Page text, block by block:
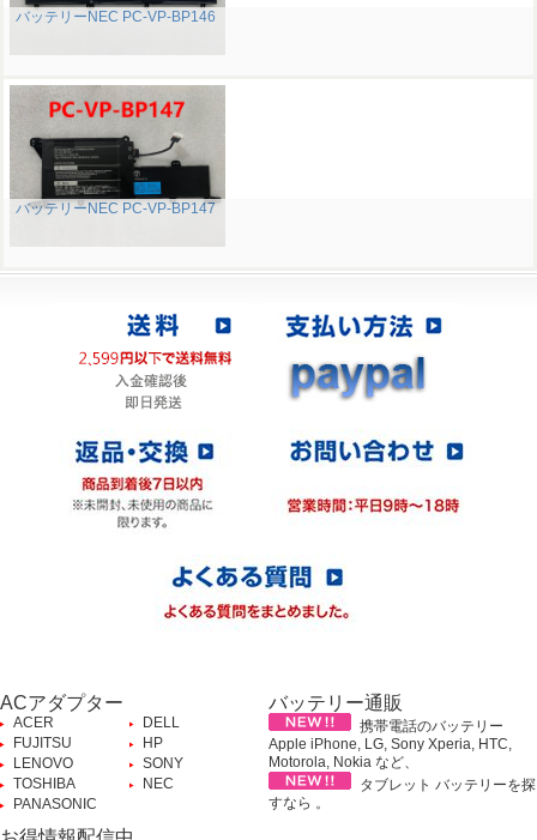
バッテリーNEC PC-VP-BP146
バッテリーNEC PC-VP-BP147
ACアダプター
ACER
DELL
FUJITSU
HP
LENOVO
SONY
TOSHIBA
NEC
PANASONIC
バッテリー通販
携帯電話のバッテリー
Apple iPhone, LG, Sony Xperia, HTC,
Motorola, Nokia など、
タブレット バッテリーを探
すなら 。